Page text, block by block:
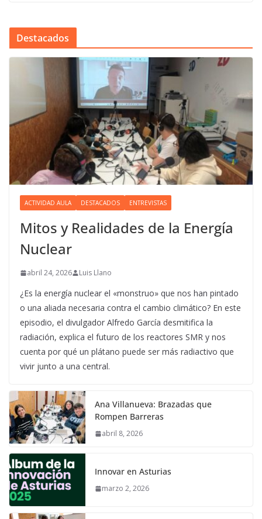
Destacados
ACTIVIDAD AULA DESTACADOS ENTREVISTAS
Mitos y Realidades de la Energía
Nuclear
abril 24, 2026 Luis Llano
¿Es la energía nuclear el «monstruo» que nos han pintado
o una aliada necesaria contra el cambio climático? En este
episodio, el divulgador Alfredo García desmitifica la
radiación, explica el futuro de los reactores SMR y nos
cuenta por qué un plátano puede ser más radiactivo que
vivir junto a una central.
Ana Villanueva: Brazadas que
Rompen Barreras
abril 8, 2026
Innovar en Asturias
marzo 2, 2026